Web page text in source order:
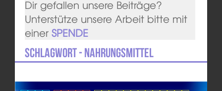
Dir gefallen unsere Beiträge?
Unterstütze unsere Arbeit bitte mit
einer SPENDE
Schlagwort - Nahrungsmittel